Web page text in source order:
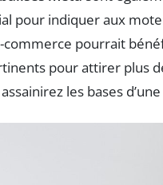
pour indiquer aux
commerce pourrait
pour attirer plus
les bases d’une